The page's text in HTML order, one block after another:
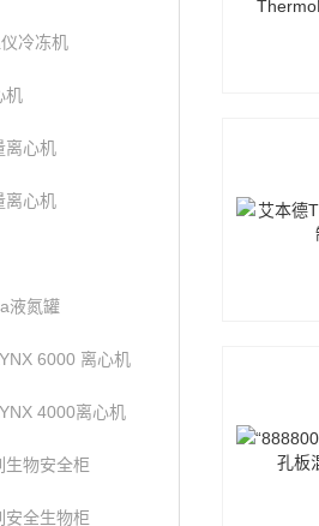
冷冻机
机
离心机
离心机
液氮罐
6000 离心机
4000离心机
生物安全柜
安全生物柜